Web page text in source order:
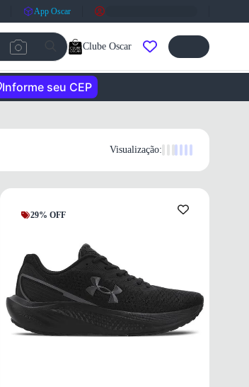
App Oscar
Clube Oscar
Informe seu CEP
Visualização:
29% OFF